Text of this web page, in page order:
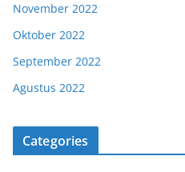
November 2022
Oktober 2022
September 2022
Agustus 2022
Categories